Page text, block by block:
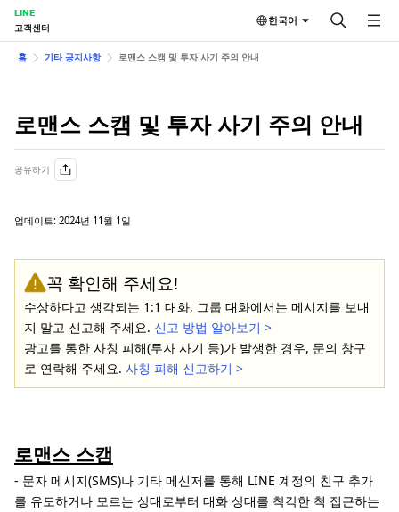
LINE
고객센터
한국어
홈 기타 공지사항 로맨스 스캠 및 투자 사기 주의 안내
로맨스 스캠 및 투자 사기 주의 안내
공유하기
업데이트: 2024년 11월 1일
꼭 확인해 주세요!
수상하다고 생각되는 1:1 대화, 그룹 대화에서는 메시지를 보내
지 말고 신고해 주세요. 신고 방법 알아보기 >
광고를 통한 사칭 피해(투자 사기 등)가 발생한 경우, 문의 창구
로 연락해 주세요. 사칭 피해 신고하기 >
로맨스 스캠
- 문자 메시지(SMS)나 기타 메신저를 통해 LINE 계정의 친구 추가
를 유도하거나 모르는 상대로부터 대화 상대를 착각한 척 접근하는